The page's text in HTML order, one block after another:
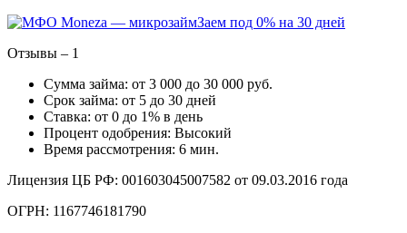
Заем под 0% на 30 дней
Отзывы – 1
Сумма займа: от 3 000 до 30 000 руб.
Срок займа: от 5 до 30 дней
Ставка: от 0 до 1% в день
Процент одобрения: Высокий
Время рассмотрения: 6 мин.
Лицензия ЦБ РФ: 001603045007582 от 09.03.2016 года
ОГРН: 1167746181790